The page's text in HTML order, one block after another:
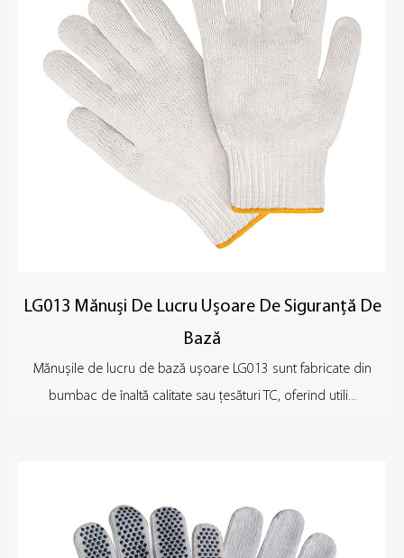
LG013 Mănuși De Lucru Ușoare De Siguranță De
Bază
Mănușile de lucru de bază ușoare LG013 sunt fabricate din
bumbac de înaltă calitate sau țesături TC, oferind utili...